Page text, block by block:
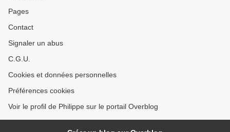
Pages
Contact
Signaler un abus
C.G.U.
Cookies et données personnelles
Préférences cookies
Voir le profil de Philippe sur le portail Overblog